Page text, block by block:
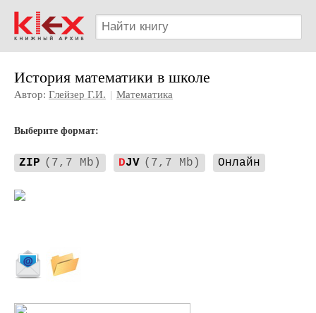
История математики в школе
Автор: Глейзер Г.И. | Математика
Выберите формат:
ZIP (7,7 Mb) DJV (7,7 Mb) Онлайн